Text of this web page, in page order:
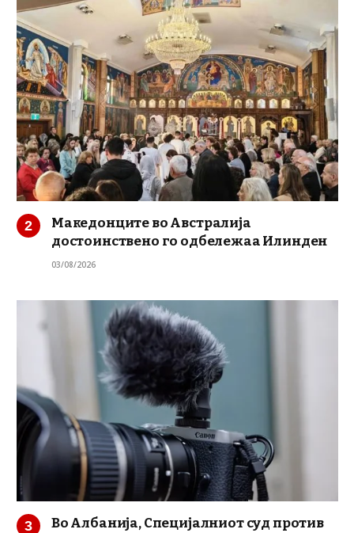
Македонците во Австралија
достоинствено го одбележаа Илинден
03/08/2026
Во Албанија, Специјалниот суд против